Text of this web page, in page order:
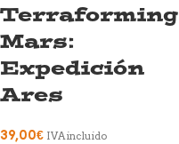
Terraforming
Mars:
Expedición
Ares
39,00€ IVA incluido